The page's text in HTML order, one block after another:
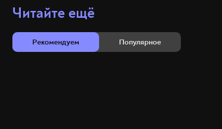
Читайте ещё
Рекомендуем Популярное